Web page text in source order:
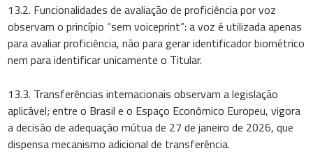
13.2. Funcionalidades de avaliação de proficiência por voz
observam o princípio “sem voiceprint”: a voz é utilizada apenas
para avaliar proficiência, não para gerar identificador biométrico
nem para identificar unicamente o Titular.
13.3. Transferências internacionais observam a legislação
aplicável; entre o Brasil e o Espaço Econômico Europeu, vigora
a decisão de adequação mútua de 27 de janeiro de 2026, que
dispensa mecanismo adicional de transferência.